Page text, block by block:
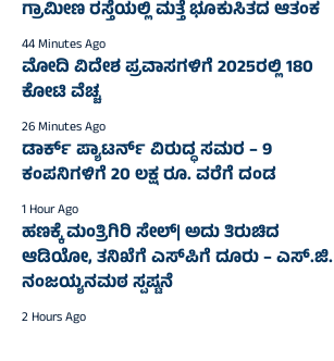
ಗ್ರಾಮೀಣ ರಸ್ತೆಯಲ್ಲಿ ಮತ್ತೆ ಭೂಕುಸಿತದ ಆತಂಕ
44 Minutes Ago
ಮೋದಿ ವಿದೇಶ ಪ್ರವಾಸಗಳಿಗೆ 2025ರಲ್ಲಿ 180
ಕೋಟಿ ವೆಚ್ಚ
26 Minutes Ago
ಡಾರ್ಕ್‌ ಪ್ಯಾಟರ್ನ್‌ ವಿರುದ್ಧ ಸಮರ – 9
ಕಂಪನಿಗಳಿಗೆ 20 ಲಕ್ಷ ರೂ. ವರೆಗೆ ದಂಡ
1 Hour Ago
ಹಣಕ್ಕೆ ಮಂತ್ರಿಗಿರಿ ಸೇಲ್‌| ಅದು ತಿರುಚಿದ
ಆಡಿಯೋ, ತನಿಖೆಗೆ ಎಸ್‌ಪಿಗೆ ದೂರು – ಎಸ್.ಜಿ.
ನಂಜಯ್ಯನಮಠ ಸ್ಪಷ್ಟನೆ
2 Hours Ago